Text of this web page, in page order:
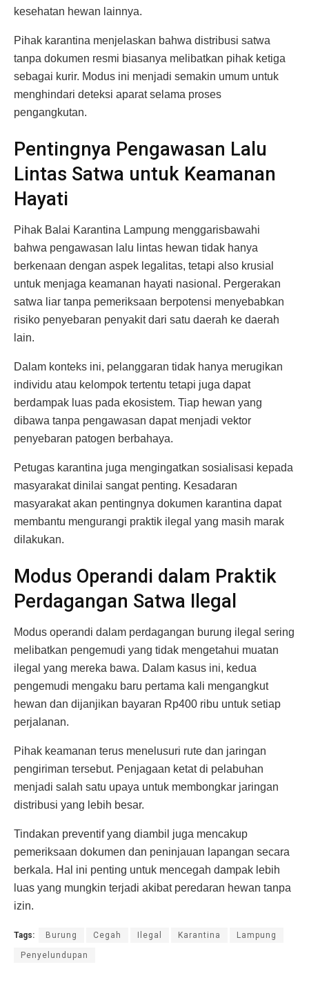
kesehatan hewan lainnya.
Pihak karantina menjelaskan bahwa distribusi satwa
tanpa dokumen resmi biasanya melibatkan pihak ketiga
sebagai kurir. Modus ini menjadi semakin umum untuk
menghindari deteksi aparat selama proses
pengangkutan.
Pentingnya Pengawasan Lalu
Lintas Satwa untuk Keamanan
Hayati
Pihak Balai Karantina Lampung menggarisbawahi
bahwa pengawasan lalu lintas hewan tidak hanya
berkenaan dengan aspek legalitas, tetapi also krusial
untuk menjaga keamanan hayati nasional. Pergerakan
satwa liar tanpa pemeriksaan berpotensi menyebabkan
risiko penyebaran penyakit dari satu daerah ke daerah
lain.
Dalam konteks ini, pelanggaran tidak hanya merugikan
individu atau kelompok tertentu tetapi juga dapat
berdampak luas pada ekosistem. Tiap hewan yang
dibawa tanpa pengawasan dapat menjadi vektor
penyebaran patogen berbahaya.
Petugas karantina juga mengingatkan sosialisasi kepada
masyarakat dinilai sangat penting. Kesadaran
masyarakat akan pentingnya dokumen karantina dapat
membantu mengurangi praktik ilegal yang masih marak
dilakukan.
Modus Operandi dalam Praktik
Perdagangan Satwa Ilegal
Modus operandi dalam perdagangan burung ilegal sering
melibatkan pengemudi yang tidak mengetahui muatan
ilegal yang mereka bawa. Dalam kasus ini, kedua
pengemudi mengaku baru pertama kali mengangkut
hewan dan dijanjikan bayaran Rp400 ribu untuk setiap
perjalanan.
Pihak keamanan terus menelusuri rute dan jaringan
pengiriman tersebut. Penjagaan ketat di pelabuhan
menjadi salah satu upaya untuk membongkar jaringan
distribusi yang lebih besar.
Tindakan preventif yang diambil juga mencakup
pemeriksaan dokumen dan peninjauan lapangan secara
berkala. Hal ini penting untuk mencegah dampak lebih
luas yang mungkin terjadi akibat peredaran hewan tanpa
izin.
Tags: Burung Cegah Ilegal Karantina Lampung
Penyelundupan